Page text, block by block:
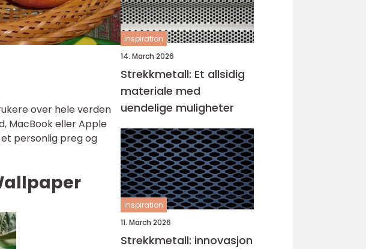
over hele verden
MacBook eller Apple
personlig preg og
inspiration
14. March 2026
Strekkmetall: Et allsidig
materiale med
uendelige muligheter
inspiration
11. March 2026
Strekkmetall: innovasjon